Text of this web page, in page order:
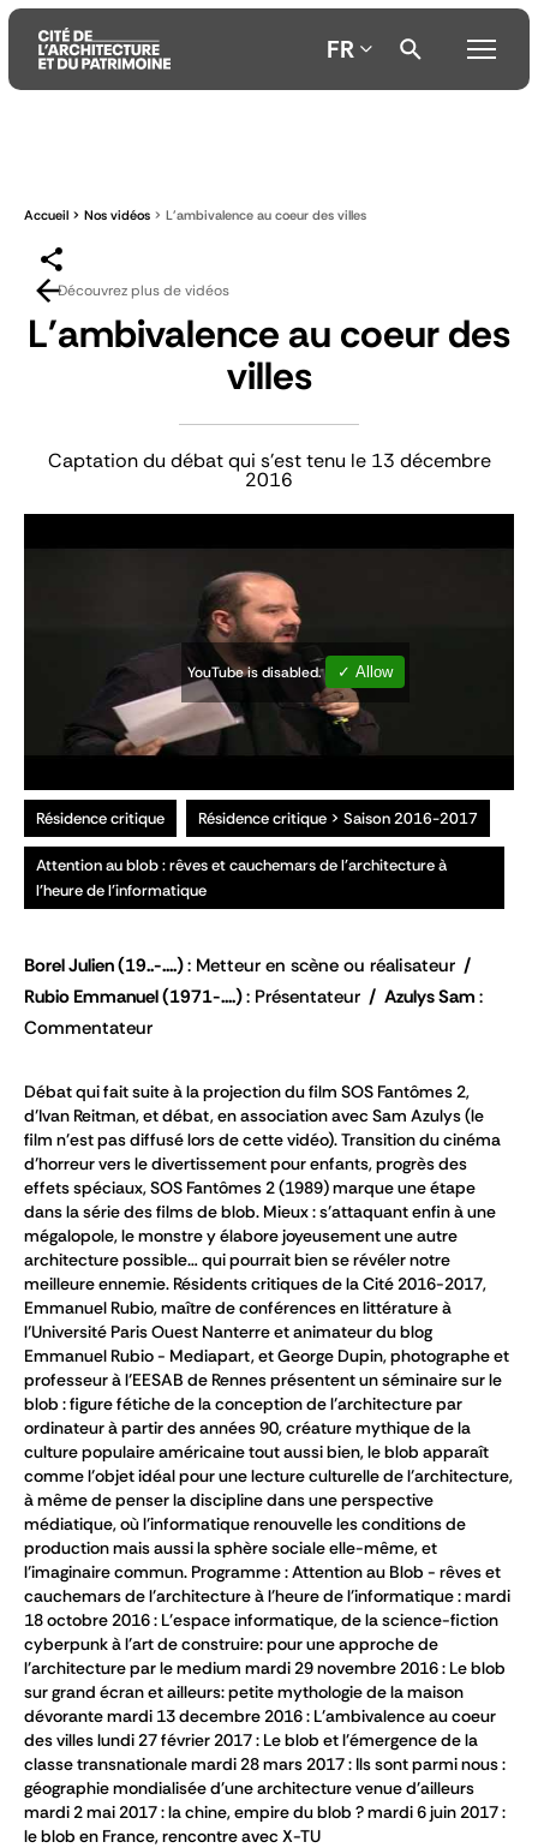
contenu
menu
FR
Accueil Nos vidéos L'ambivalence au coeur des villes
Découvrez plus de vidéos
L'ambivalence au coeur des
villes
Captation du débat qui s'est tenu le 13 décembre
2016
YouTube is disabled. ✓ Allow
Résidence critique Résidence critique > Saison 2016-2017
Attention au blob : rêves et cauchemars de l'architecture à
l'heure de l'informatique
Borel Julien(19..-....) Metteur en scène ou réalisateur
Rubio Emmanuel(1971-....) Présentateur
Azulys Sam
Commentateur
Débat qui fait suite à la projection du film SOS Fantômes 2,
d’Ivan Reitman, et débat, en association avec Sam Azulys (le
film n'est pas diffusé lors de cette vidéo). Transition du cinéma
d’horreur vers le divertissement pour enfants, progrès des
effets spéciaux, SOS Fantômes 2 (1989) marque une étape
dans la série des films de blob. Mieux : s’attaquant enfin à une
mégalopole, le monstre y élabore joyeusement une autre
architecture possible… qui pourrait bien se révéler notre
meilleure ennemie. Résidents critiques de la Cité 2016-2017,
Emmanuel Rubio, maître de conférences en littérature à
l’Université Paris Ouest Nanterre et animateur du blog
Emmanuel Rubio - Mediapart, et George Dupin, photographe et
professeur à l’EESAB de Rennes présentent un séminaire sur le
blob : figure fétiche de la conception de l’architecture par
ordinateur à partir des années 90, créature mythique de la
culture populaire américaine tout aussi bien, le blob apparaît
comme l’objet idéal pour une lecture culturelle de l’architecture,
à même de penser la discipline dans une perspective
médiatique, où l’informatique renouvelle les conditions de
production mais aussi la sphère sociale elle-même, et
l’imaginaire commun. Programme : Attention au Blob - rêves et
cauchemars de l'architecture à l'heure de l'informatique : mardi
18 octobre 2016 : L'espace informatique, de la science-fiction
cyberpunk à l'art de construire: pour une approche de
l'architecture par le medium mardi 29 novembre 2016 : Le blob
sur grand écran et ailleurs: petite mythologie de la maison
dévorante mardi 13 decembre 2016 : L'ambivalence au coeur
des villes lundi 27 février 2017 : Le blob et l'émergence de la
classe transnationale mardi 28 mars 2017 : Ils sont parmi nous :
géographie mondialisée d'une architecture venue d'ailleurs
mardi 2 mai 2017 : la chine, empire du blob ? mardi 6 juin 2017 :
le blob en France, rencontre avec X-TU